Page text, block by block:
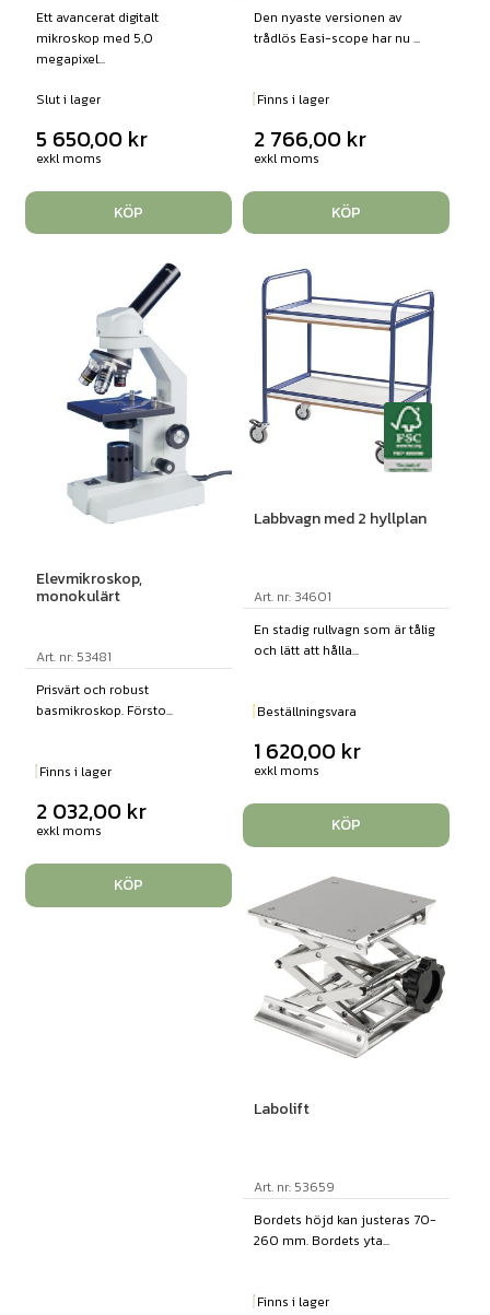
Ett avancerat digitalt
mikroskop med 5,0
megapixel...
Slut i lager
5 650,00 kr
exkl moms
KÖP
Den nyaste versionen av
trådlös Easi-scope har nu ...
Finns i lager
2 766,00 kr
exkl moms
KÖP
Elevmikroskop,
monokulärt
Art. nr: 53481
Prisvärt och robust
basmikroskop. Försto...
Finns i lager
2 032,00 kr
exkl moms
KÖP
Labbvagn med 2 hyllplan
Art. nr: 34601
En stadig rullvagn som är tålig
och lätt att hålla...
Beställningsvara
1 620,00 kr
exkl moms
KÖP
Labolift
Art. nr: 53659
Bordets höjd kan justeras 70-
260 mm. Bordets yta...
Finns i lager